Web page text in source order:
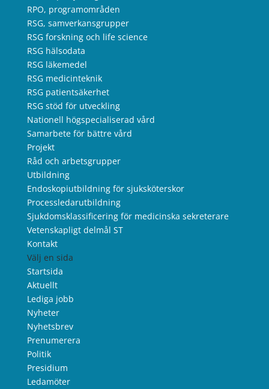
RPO, programområden
RSG, samverkansgrupper
RSG forskning och life science
RSG hälsodata
RSG läkemedel
RSG medicinteknik
RSG patientsäkerhet
RSG stöd för utveckling
Nationell högspecialiserad vård
Samarbete för bättre vård
Projekt
Råd och arbetsgrupper
Utbildning
Endoskopiutbildning för sjuksköterskor
Processledarutbildning
Sjukdomsklassificering för medicinska sekreterare
Vetenskapligt delmål ST
Kontakt
Välj en sida
Startsida
Aktuellt
Lediga jobb
Nyheter
Nyhetsbrev
Prenumerera
Politik
Presidium
Ledamöter